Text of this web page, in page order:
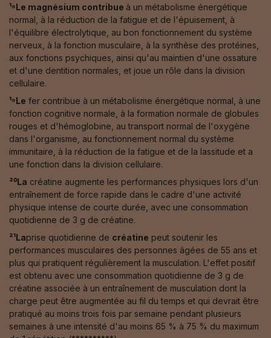
¹⁸Le magnésium contribue à un métabolisme énergétique
normal, à la réduction de la fatigue et de l'épuisement, à
l'équilibre électrolytique, au bon fonctionnement du système
nerveux, à la fonction musculaire, à la synthèse des protéines,
aux fonctions psychiques, ainsi qu'au maintien d'une ossature
et d'une dentition normales, et joue un rôle dans la division
cellulaire.
¹⁹Le fer contribue à un métabolisme énergétique normal, à une
fonction cognitive normale, à la formation normale de globules
rouges et d'hémoglobine, au transport normal de l'oxygène
dans l'organisme, au fonctionnement normal du système
immunitaire, à la réduction de la fatigue et de la lassitude et a
une fonction dans la division cellulaire.
²⁰La créatine augmente les performances physiques lors d'un
entraînement de force rapide dans le cadre d'une activité
physique intense de courte durée, avec une consommation
quotidienne de 3 g de créatine.
²¹Laprise quotidienne de créatine peut soutenir les
performances musculaires des personnes âgées de 55 ans et
plus qui pratiquent régulièrement la musculation. L'effet positif
est obtenu avec une consommation quotidienne de 3 g de
créatine associée à un entraînement de musculation dont la
charge peut être augmentée au fil du temps et qui devrait être
pratiqué au moins trois fois par semaine pendant plusieurs
semaines à une intensité d'au moins 65 % à 75 % du maximum